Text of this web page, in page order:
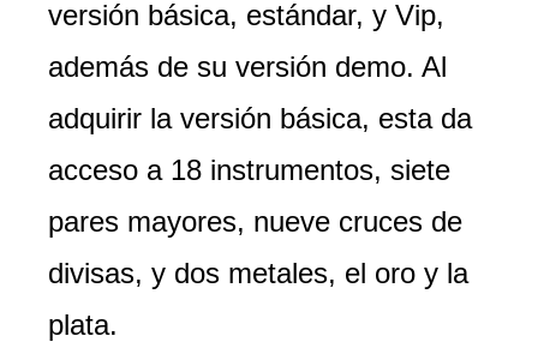
versión básica, estándar, y Vip,
además de su versión demo. Al
adquirir la versión básica, esta da
acceso a 18 instrumentos, siete
pares mayores, nueve cruces de
divisas, y dos metales, el oro y la
plata.